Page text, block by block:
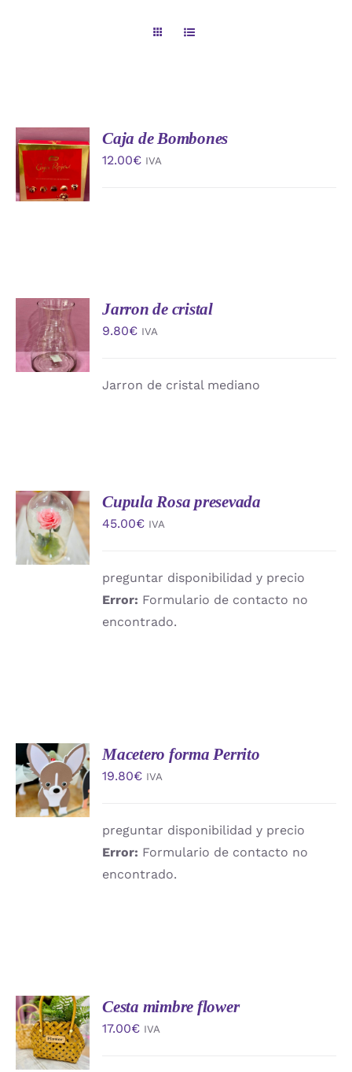
AÑADIR
AL
CARRITO
/
DETALLES
Caja de Bombones
12.00€ IVA
AÑADIR
AL
CARRITO
/
DETALLES
Jarron de cristal
9.80€ IVA
Jarron de cristal mediano
AÑADIR
AL
CARRITO
/
DETALLES
Cupula Rosa presevada
45.00€ IVA
preguntar disponibilidad y precio
Error: Formulario de contacto no
encontrado.
AÑADIR
AL
CARRITO
DETALLES
Macetero forma Perrito
19.80€ IVA
preguntar disponibilidad y precio
Error: Formulario de contacto no
encontrado.
AÑADIR
AL
CARRITO
/
DETALLES
Cesta mimbre flower
17.00€ IVA